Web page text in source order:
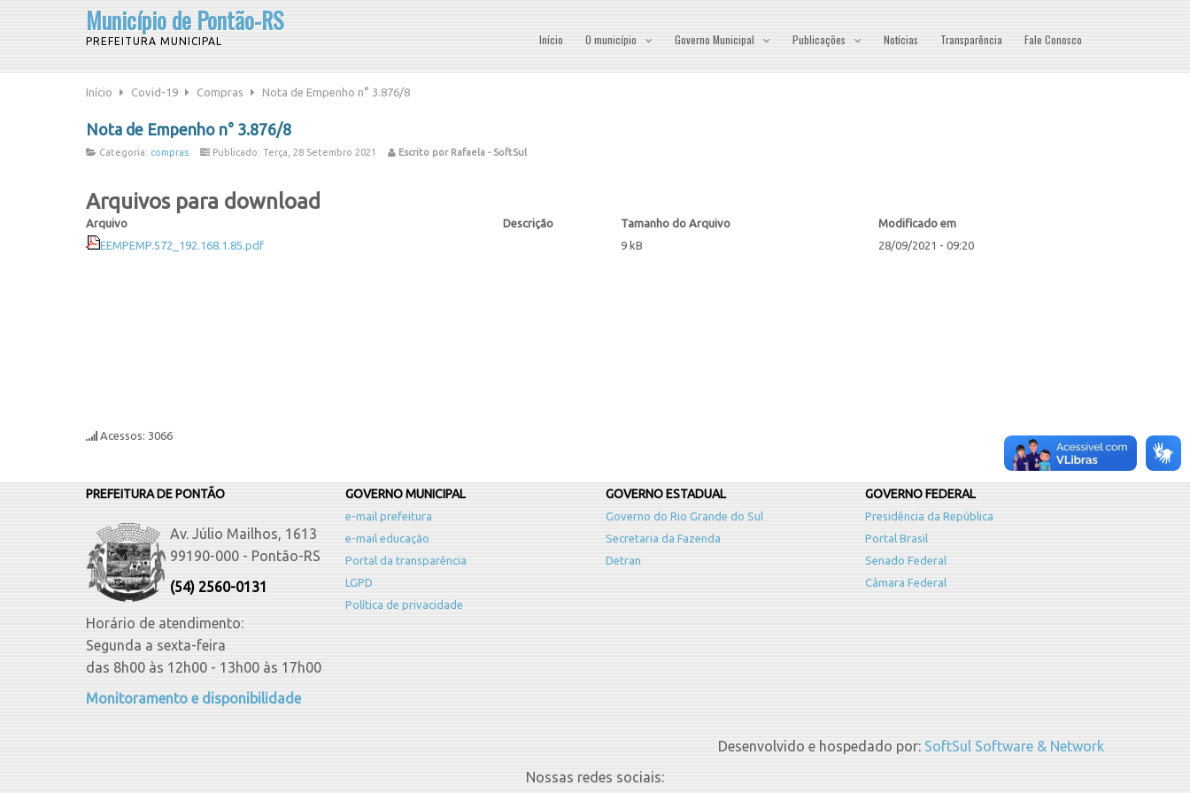
Município de Pontão-RS
PREFEITURA MUNICIPAL Início O município Governo Municipal Publicações Notícias Transparência Fale Conosco
Início Covid-19 Compras Nota de Empenho n° 3.876/8
Nota de Empenho n° 3.876/8
Categoria: compras Publicado: Terça, 28 Setembro 2021 Escrito por Rafaela - SoftSul
Arquivos para download
Arquivo Descrição Tamanho do Arquivo
Modificado em
EEMPEMP.572_192.168.1.85.pdf
9 kB 28/09/2021 - 09:20
Acessos: 3066
PREFEITURA DE PONTÃO
Av. Júlio Mailhos, 1613
99190-000 - Pontão-RS
(54) 2560-0131
Horário de atendimento:
Segunda a sexta-feira
das 8h00 às 12h00 - 13h00 às 17h00
Monitoramento e disponibilidade
GOVERNO MUNICIPAL
e-mail prefeitura
e-mail educação
Portal da transparência
LGPD
Política de privacidade
GOVERNO ESTADUAL
Governo do Rio Grande do Sul
Secretaria da Fazenda
Detran
GOVERNO FEDERAL
Presidência da República
Portal Brasil
Senado Federal
Câmara Federal
Desenvolvido e hospedado por: SoftSul Software & Network
Nossas redes sociais: